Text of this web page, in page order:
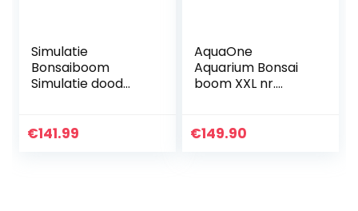
Simulatie
Bonsaiboom
Simulatie dood
woonkamer
€141.99
AquaOne
Aquarium Bonsai
boom XXL nr.
50x25x40 cm I
€149.90